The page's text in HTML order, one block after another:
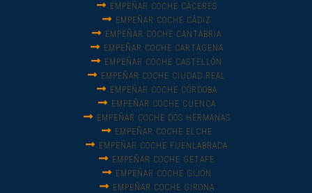
EMPEÑAR COCHE CÁCERES
EMPEÑAR COCHE CÁDIZ
EMPEÑAR COCHE CANTABRIA
EMPEÑAR COCHE CARTAGENA
EMPEÑAR COCHE CASTELLÓN
EMPEÑAR COCHE CIUDAD REAL
EMPEÑAR COCHE CÓRDOBA
EMPEÑAR COCHE CUENCA
EMPEÑAR COCHE DOS HERMANAS
EMPEÑAR COCHE ELCHE
EMPEÑAR COCHE FUENLABRADA
EMPEÑAR COCHE GETAFE
EMPEÑAR COCHE GIJÓN
EMPEÑAR COCHE GIRONA